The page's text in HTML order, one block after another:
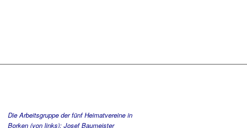
Die Arbeitsgruppe der fünf Heimatvereine in
Borken (von links): Josef Baumeister